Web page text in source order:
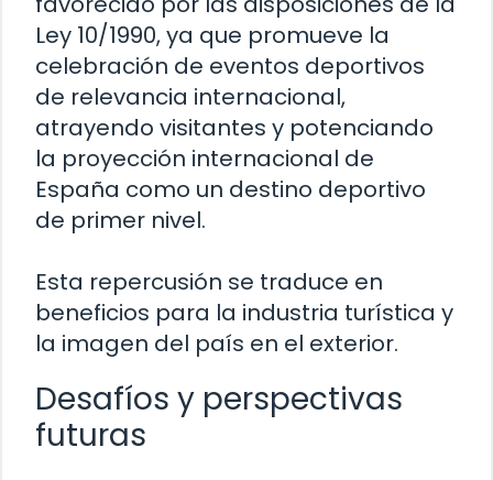
Ley 10/1990, ya que promueve la
celebración de eventos deportivos
de relevancia internacional,
atrayendo visitantes y potenciando
la proyección internacional de
España como un destino deportivo
de primer nivel.
Esta repercusión se traduce en
beneficios para la industria turística y
la imagen del país en el exterior.
Desafíos y perspectivas
futuras